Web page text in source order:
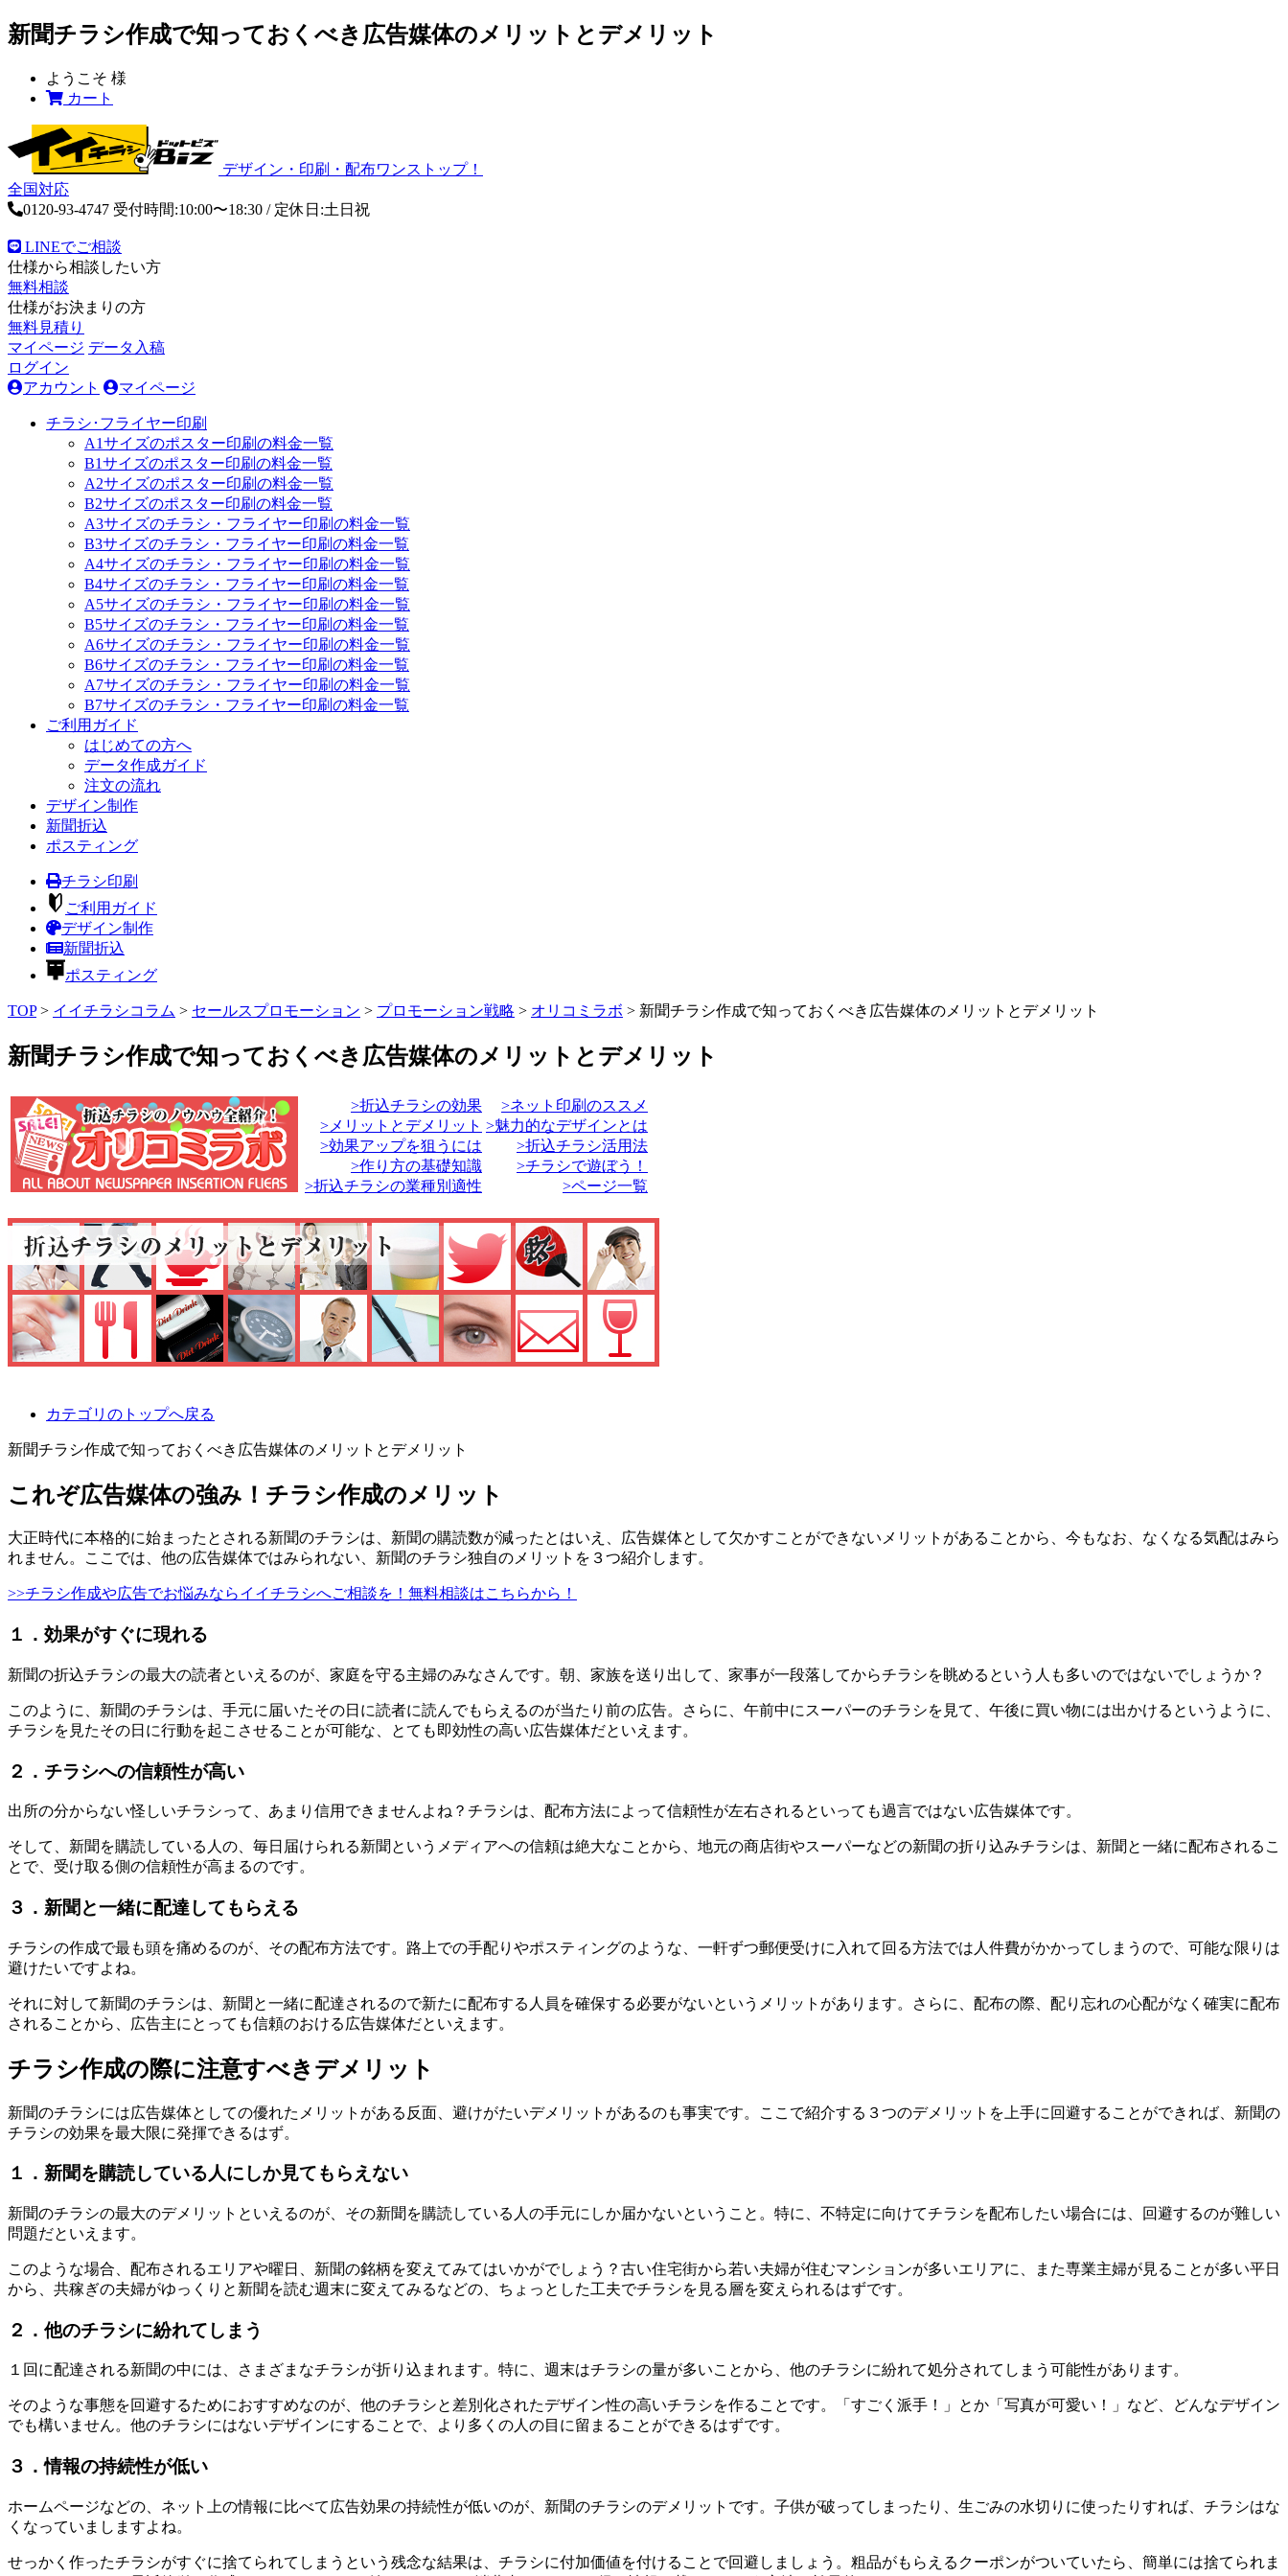
新聞チラシ作成で知っておくべき広告媒体のメリットとデメリット
ようこそ 様
カート
デザイン・印刷・配布ワンストップ！
全国対応
0120-93-4747 受付時間:10:00〜18:30 / 定休日:土日祝
LINEでご相談
仕様から相談したい方
無料相談
仕様がお決まりの方
無料見積り
マイページ データ入稿
ログイン
アカウント
マイページ
チラシ･フライヤー印刷
A1サイズのポスター印刷の料金一覧
B1サイズのポスター印刷の料金一覧
A2サイズのポスター印刷の料金一覧
B2サイズのポスター印刷の料金一覧
A3サイズのチラシ・フライヤー印刷の料金一覧
B3サイズのチラシ・フライヤー印刷の料金一覧
A4サイズのチラシ・フライヤー印刷の料金一覧
B4サイズのチラシ・フライヤー印刷の料金一覧
A5サイズのチラシ・フライヤー印刷の料金一覧
B5サイズのチラシ・フライヤー印刷の料金一覧
A6サイズのチラシ・フライヤー印刷の料金一覧
B6サイズのチラシ・フライヤー印刷の料金一覧
A7サイズのチラシ・フライヤー印刷の料金一覧
B7サイズのチラシ・フライヤー印刷の料金一覧
ご利用ガイド
はじめての方へ
データ作成ガイド
注文の流れ
デザイン制作
新聞折込
ポスティング
チラシ印刷
ご利用ガイド
デザイン制作
新聞折込
ポスティング
TOP> イイチラシコラム > セールスプロモーション > プロモーション戦略 > オリコミラボ > 新聞チラシ作成で知っておくべき広告媒体のメリットとデメリット
新聞チラシ作成で知っておくべき広告媒体のメリットとデメリット
>折込チラシの効果
>メリットとデメリット
>効果アップを狙うには
>作り方の基礎知識
>折込チラシの業種別適性
>ネット印刷のススメ
>魅力的なデザインとは
>折込チラシ活用法
>チラシで遊ぼう！
>ページ一覧
カテゴリのトップへ戻る
新聞チラシ作成で知っておくべき広告媒体のメリットとデメリット
これぞ広告媒体の強み！チラシ作成のメリット
大正時代に本格的に始まったとされる新聞のチラシは、新聞の購読数が減ったとはいえ、 広告媒体として欠かすことができないメリットがある ことから、今もなお、なくなる気配はみら
れません。ここでは、 他の広告媒体ではみられない、新聞のチラシ独自のメリット を３つ紹介します。
>>チラシ作成や広告でお悩みならイイチラシへご相談を！無料相談はこちらから！
１．効果がすぐに現れる
新聞の折込チラシの最大の読者といえるのが、家庭を守る主婦のみなさんです。朝、家族を送り出して、家事が一段落してからチラシを眺めるという人も多いのではないでしょうか？
このように、新聞のチラシは、 手元に届いたその日に読者に読んでもらえるのが当たり前の広告。さらに、午前中にスーパーのチラシを見て、午後に買い物には出かけるというように、
チラシを見たその日に行動を起こさせることが可能な、とても即効性の高い広告媒体だといえます。
２．チラシへの信頼性が高い
出所の分からない怪しいチラシって、あまり信用できませんよね？チラシは、 配布方法によって信頼性が左右される といっても過言ではない広告媒体です。
そして、新聞を購読している人の、毎日届けられる新聞というメディアへの信頼は絶大なことから、地元の商店街やスーパーなどの新聞の折り込みチラシは、 新聞と一緒に配布されるこ
とで、受け取る側の信頼性が高まるのです。
３．新聞と一緒に配達してもらえる
チラシの作成で最も頭を痛めるのが、その配布方法です。 路上での手配りやポスティングのような、一軒ずつ郵便受けに入れて回る方法では人件費がかかってしまう ので、可能な限りは
避けたいですよね。
それに対して新聞のチラシは、新聞と一緒に配達されるので新たに配布する人員を確保する必要がないというメリットがあります。さらに、配布の際、 配り忘れの心配がなく確実に配布
される ことから、広告主にとっても信頼のおける広告媒体だといえます。
チラシ作成の際に注意すべきデメリット
新聞のチラシには広告媒体としての優れたメリットがある反面、避けがたいデメリットがあるのも事実です。ここで紹介する３つのデメリットを上手に回避することができれば、新聞の
チラシの効果を最大限に発揮できるはず。
１．新聞を購読している人にしか見てもらえない
新聞のチラシの最大のデメリットといえるのが、 その新聞を購読している人の手元にしか届かないということ。特に、不特定に向けてチラシを配布したい場合には、回避するのが難しい
問題だといえます。
このような場合、 配布されるエリアや曜日、新聞の銘柄を変えてみてはいかがでしょう？ 古い住宅街から若い夫婦が住むマンションが多いエリアに、また専業主婦が見ることが多い平日
から、共稼ぎの夫婦がゆっくりと新聞を読む週末に変えてみるなどの、 ちょっとした工夫でチラシを見る層を変えられるはずです。
２．他のチラシに紛れてしまう
１回に配達される新聞の中には、さまざまなチラシが折り込まれます。特に、 週末はチラシの量が多いことから、他のチラシに紛れて処分されてしまう 可能性があります。
そのような事態を回避するためにおすすめなのが、 他のチラシと差別化されたデザイン性の高いチラシを作ることです。「すごく派手！」とか「写真が可愛い！」など、どんなデザイン
でも構いません。 他のチラシにはないデザインにすることで、より多くの人の目に留まることができるはずです。
３．情報の持続性が低い
ホームページなどの、 ネット上の情報に比べて広告効果の持続性が低いのが、新聞のチラシのデメリットです。子供が破ってしまったり、生ごみの水切りに使ったりすれば、チラシはな
くなっていましますよね。
せっかく作ったチラシがすぐに捨てられてしまうという残念な結果は、 チラシに付加価値を付けることで回避 しましょう。 粗品がもらえるクーポンがついていたら、簡単には捨てられま